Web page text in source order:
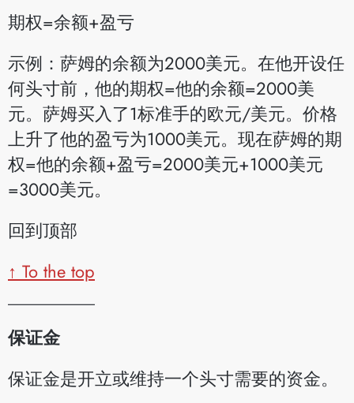
期权=余额+盈亏
示例：萨姆的余额为2000美元。在他开设任
何头寸前，他的期权=他的余额=2000美
元。萨姆买入了1标准手的欧元/美元。价格
上升了他的盈亏为1000美元。现在萨姆的期
权=他的余额+盈亏=2000美元+1000美元
=3000美元。
回到顶部
↑ To the top
保证金
保证金是开立或维持一个头寸需要的资金。